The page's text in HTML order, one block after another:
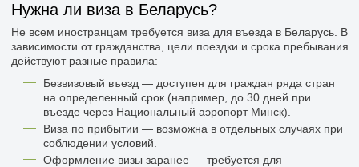
Нужна ли виза в Беларусь?
Не всем иностранцам требуется виза для въезда в Беларусь. В
зависимости от гражданства, цели поездки и срока пребывания
действуют разные правила:
Безвизовый въезд — доступен для граждан ряда стран
на определенный срок (например, до 30 дней при
въезде через Национальный аэропорт Минск).
Виза по прибытии — возможна в отдельных случаях при
соблюдении условий.
Оформление визы заранее — требуется для